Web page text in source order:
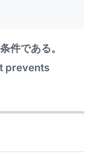
件である。
prevents